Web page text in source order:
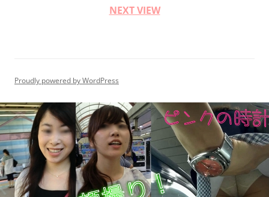
NEXT VIEW
Proudly powered by WordPress